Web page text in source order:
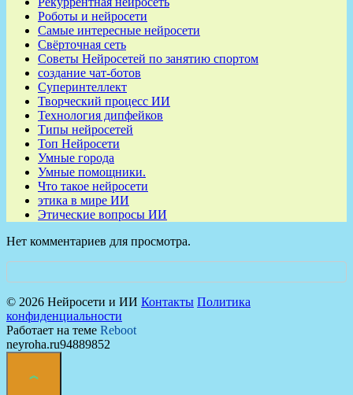
Роботы и нейросети
Самые интересные нейросети
Свёрточная сеть
Советы Нейросетей по занятию спортом
создание чат-ботов
Суперинтеллект
Творческий процесс ИИ
Технология дипфейков
Типы нейросетей
Топ Нейросети
Умные города
Умные помощники.
Что такое нейросети
этика в мире ИИ
Этические вопросы ИИ
Нет комментариев для просмотра.
© 2026 Нейросети и ИИ Контакты Политика
конфиденциальности
Работает на теме Reboot
neyroha.ru94889852